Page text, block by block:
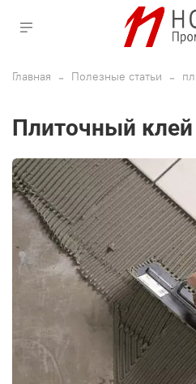
Главная Полезные статьи
плиточный клей